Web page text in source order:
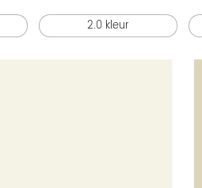
2.0 kleur